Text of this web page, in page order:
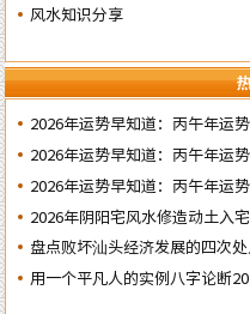
风水知识分享
2026年运势早知道：丙午年运
日
2026年运势早知道：丙午年运
日
2026年运势早知道：丙午年运
子’ 日
2026年阴阳宅风水修造动土入
盘点败坏汕头经济发展的四次
用一个平凡人的实例八字论断